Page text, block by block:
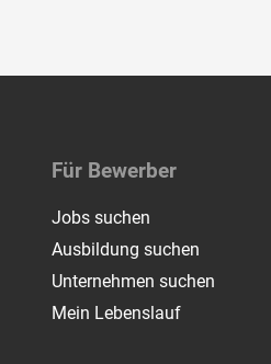
Für Bewerber
Jobs suchen
Ausbildung suchen
Unternehmen suchen
Mein Lebenslauf